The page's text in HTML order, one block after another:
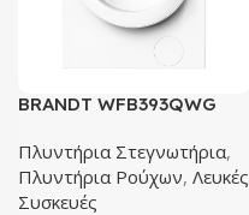
BRANDT WFB393QWG
Πλυντήρια Στεγνωτήρια,
Πλυντήρια Ρούχων, Λευκές
Συσκευές